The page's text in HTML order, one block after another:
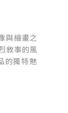
與繪畫之
敘事的風
的獨特魅